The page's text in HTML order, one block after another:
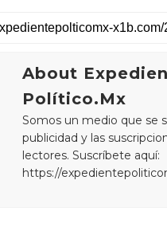
About
Político.Mx
Somos un medio que se
publicidad y las
lectores. Suscríbete aquí:
https://